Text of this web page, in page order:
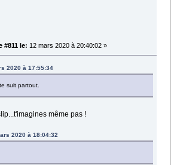
#811 le: 12 mars 2020 à 20:40:02 »
2020 à 17:55:34
suit partout.
même pas !
2020 à 18:04:32